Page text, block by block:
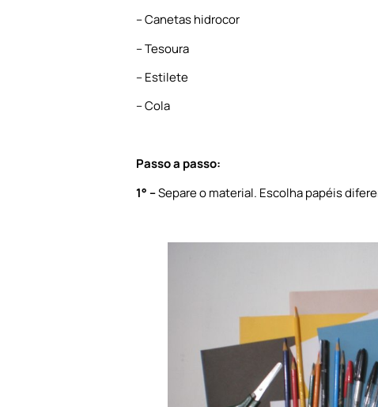
– Canetas hidrocor
– Tesoura
– Estilete
– Cola
Passo a passo:
1° –Separe o material. Escolha papéis